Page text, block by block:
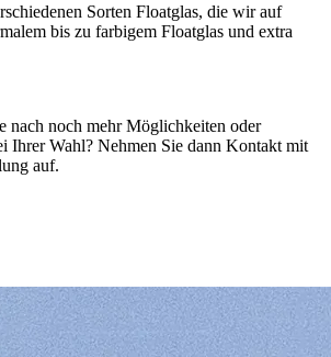
Sorten Floatglas, die wir auf
bis zu farbigem Floatglas und extra
nach noch mehr Möglichkeiten oder
Ihrer Wahl? Nehmen Sie dann Kontakt mit
auf.